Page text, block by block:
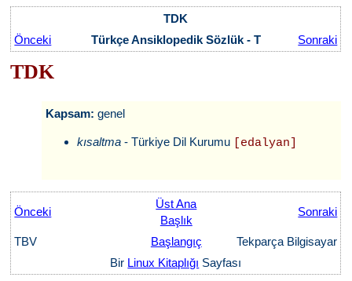
TDK
Önceki
Türkçe Ansiklopedik Sözlük - T Sonraki
TDK
Kapsam:genel
kısaltma - Türkiye Dil Kurumu [edalyan]
Önceki
Üst Ana
Başlık
Sonraki
TBV Başlangıç
Tekparça Bilgisayar
Bir Linux Kitaplığı Sayfası